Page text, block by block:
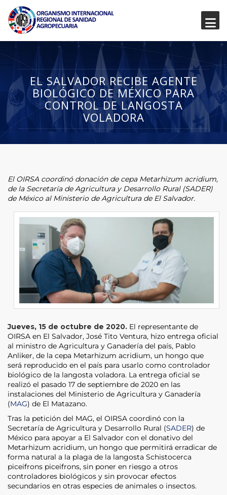
EL SALVADOR RECIBE AGENTE
BIOLÓGICO DE MÉXICO PARA
CONTROL DE LANGOSTA
VOLADORA
El OIRSA coordinó donación de cepa Metarhizum acridium,
de la Secretaría de Agricultura y Desarrollo Rural (SADER)
de México al Ministerio de Agricultura de El Salvador.
Jueves, 15 de octubre de 2020. El representante de
OIRSA en El Salvador, José Tito Ventura, hizo entrega oficial
al ministro de Agricultura y Ganadería del país, Pablo
Anliker, de la cepa Metarhizum acridium, un hongo que
será reproducido en el país para usarlo como controlador
biológico de la langosta voladora. La entrega oficial se
realizó el pasado 17 de septiembre de 2020 en las
instalaciones del Ministerio de Agricultura y Ganadería
(MAG) de El Matazano.
Tras la petición del MAG, el OIRSA coordinó con la
Secretaría de Agricultura y Desarrollo Rural (SADER) de
México para apoyar a El Salvador con el donativo del
Metarhizum acridium, un hongo que permitirá erradicar de
forma natural a la plaga de la langosta Schistocerca
piceifrons piceifrons, sin poner en riesgo a otros
controladores biológicos y sin provocar efectos
secundarios en otras especies de animales o insectos.